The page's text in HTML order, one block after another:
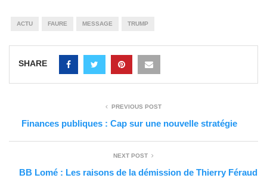
ACTU FAURE MESSAGE TRUMP
SHARE
PREVIOUS POST
Finances publiques : Cap sur une nouvelle stratégie
NEXT POST
BB Lomé : Les raisons de la démission de Thierry Féraud